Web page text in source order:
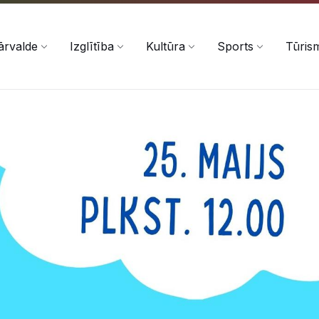
Izglītība Kultūra Sports